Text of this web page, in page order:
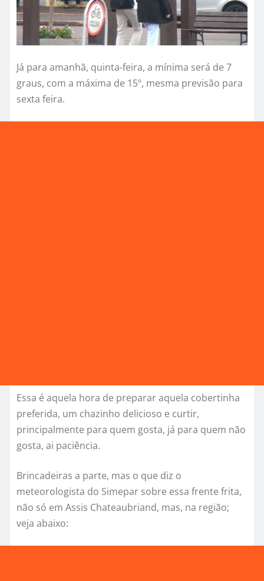
Já para amanhã, quinta-feira, a mínima será de 7
graus, com a máxima de 15º, mesma previsão para
sexta feira.
Essa é aquela hora de preparar aquela cobertinha
preferida, um chazinho delicioso e curtir,
principalmente para quem gosta, já para quem não
gosta, ai paciência.
Brincadeiras a parte, mas o que diz o
meteorologista do Simepar sobre essa frente frita,
não só em Assis Chateaubriand, mas, na região;
veja abaixo: